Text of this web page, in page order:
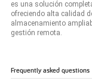
es una solución
ofreciendo alta calidad
almacenamiento
gestión remota.
Frequently asked questions